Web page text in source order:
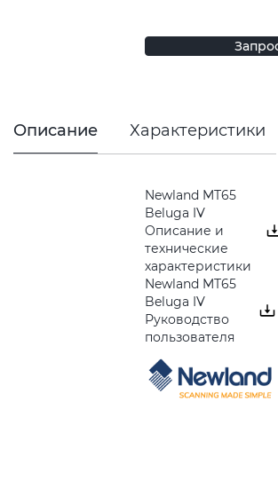
Описание Характеристики
Newland MT65
Beluga IV
Описание и
технические
характеристики
Newland MT65
Beluga IV
Руководство
пользователя